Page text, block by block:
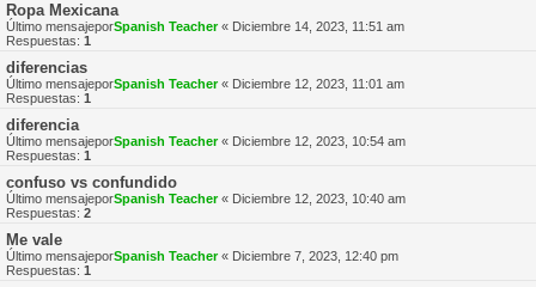
Ropa Mexicana
Último mensajeporSpanish Teacher« Diciembre 14, 2023, 11:51 am
Respuestas: 1
diferencias
Último mensajeporSpanish Teacher« Diciembre 12, 2023, 11:01 am
Respuestas: 1
diferencia
Último mensajeporSpanish Teacher« Diciembre 12, 2023, 10:54 am
Respuestas: 1
confuso vs confundido
Último mensajeporSpanish Teacher« Diciembre 12, 2023, 10:40 am
Respuestas: 2
Me vale
Último mensajeporSpanish Teacher« Diciembre 7, 2023, 12:40 pm
Respuestas: 1